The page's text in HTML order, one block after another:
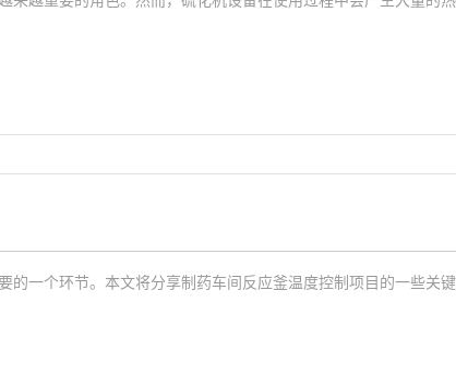
的一个环节。本文将分享制药车间反应釜温度控制项目的一些关